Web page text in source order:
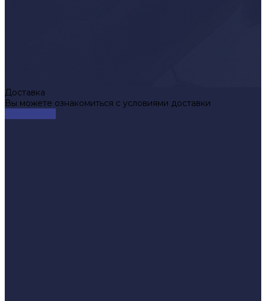
Доставка
Вы можете ознакомиться с условиями доставки